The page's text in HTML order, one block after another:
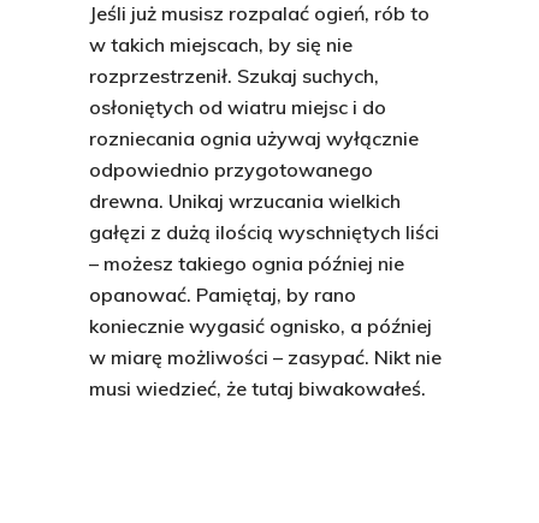
Jeśli już musisz rozpalać ogień, rób to
w takich miejscach, by się nie
rozprzestrzenił. Szukaj suchych,
osłoniętych od wiatru miejsc i do
rozniecania ognia używaj wyłącznie
odpowiednio przygotowanego
drewna. Unikaj wrzucania wielkich
gałęzi z dużą ilością wyschniętych liści
– możesz takiego ognia później nie
opanować. Pamiętaj, by rano
koniecznie wygasić ognisko, a później
w miarę możliwości – zasypać. Nikt nie
musi wiedzieć, że tutaj biwakowałeś.